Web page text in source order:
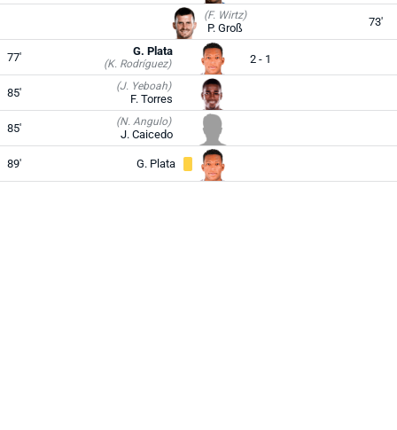
(F. Wirtz)
P. Groß 73'
77' (K. Rodríguez)
G. Plata
2 - 1
85' (J. Yeboah)
F. Torres
85' (N. Angulo)
J. Caicedo
89' G. Plata